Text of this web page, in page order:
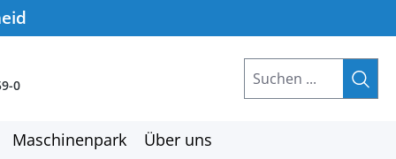
0
Maschinenpark Über uns